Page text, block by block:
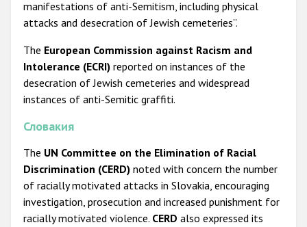
manifestations of anti-Semitism, including physical
attacks and desecration of Jewish cemeteries”.
The European Commission against Racism and
Intolerance (ECRI) reported on instances of the
desecration of Jewish cemeteries and widespread
instances of anti-Semitic graffiti.
Словакия
The UN Committee on the Elimination of Racial
Discrimination (CERD) noted with concern the number
of racially motivated attacks in Slovakia, encouraging
investigation, prosecution and increased punishment for
racially motivated violence. CERD also expressed its